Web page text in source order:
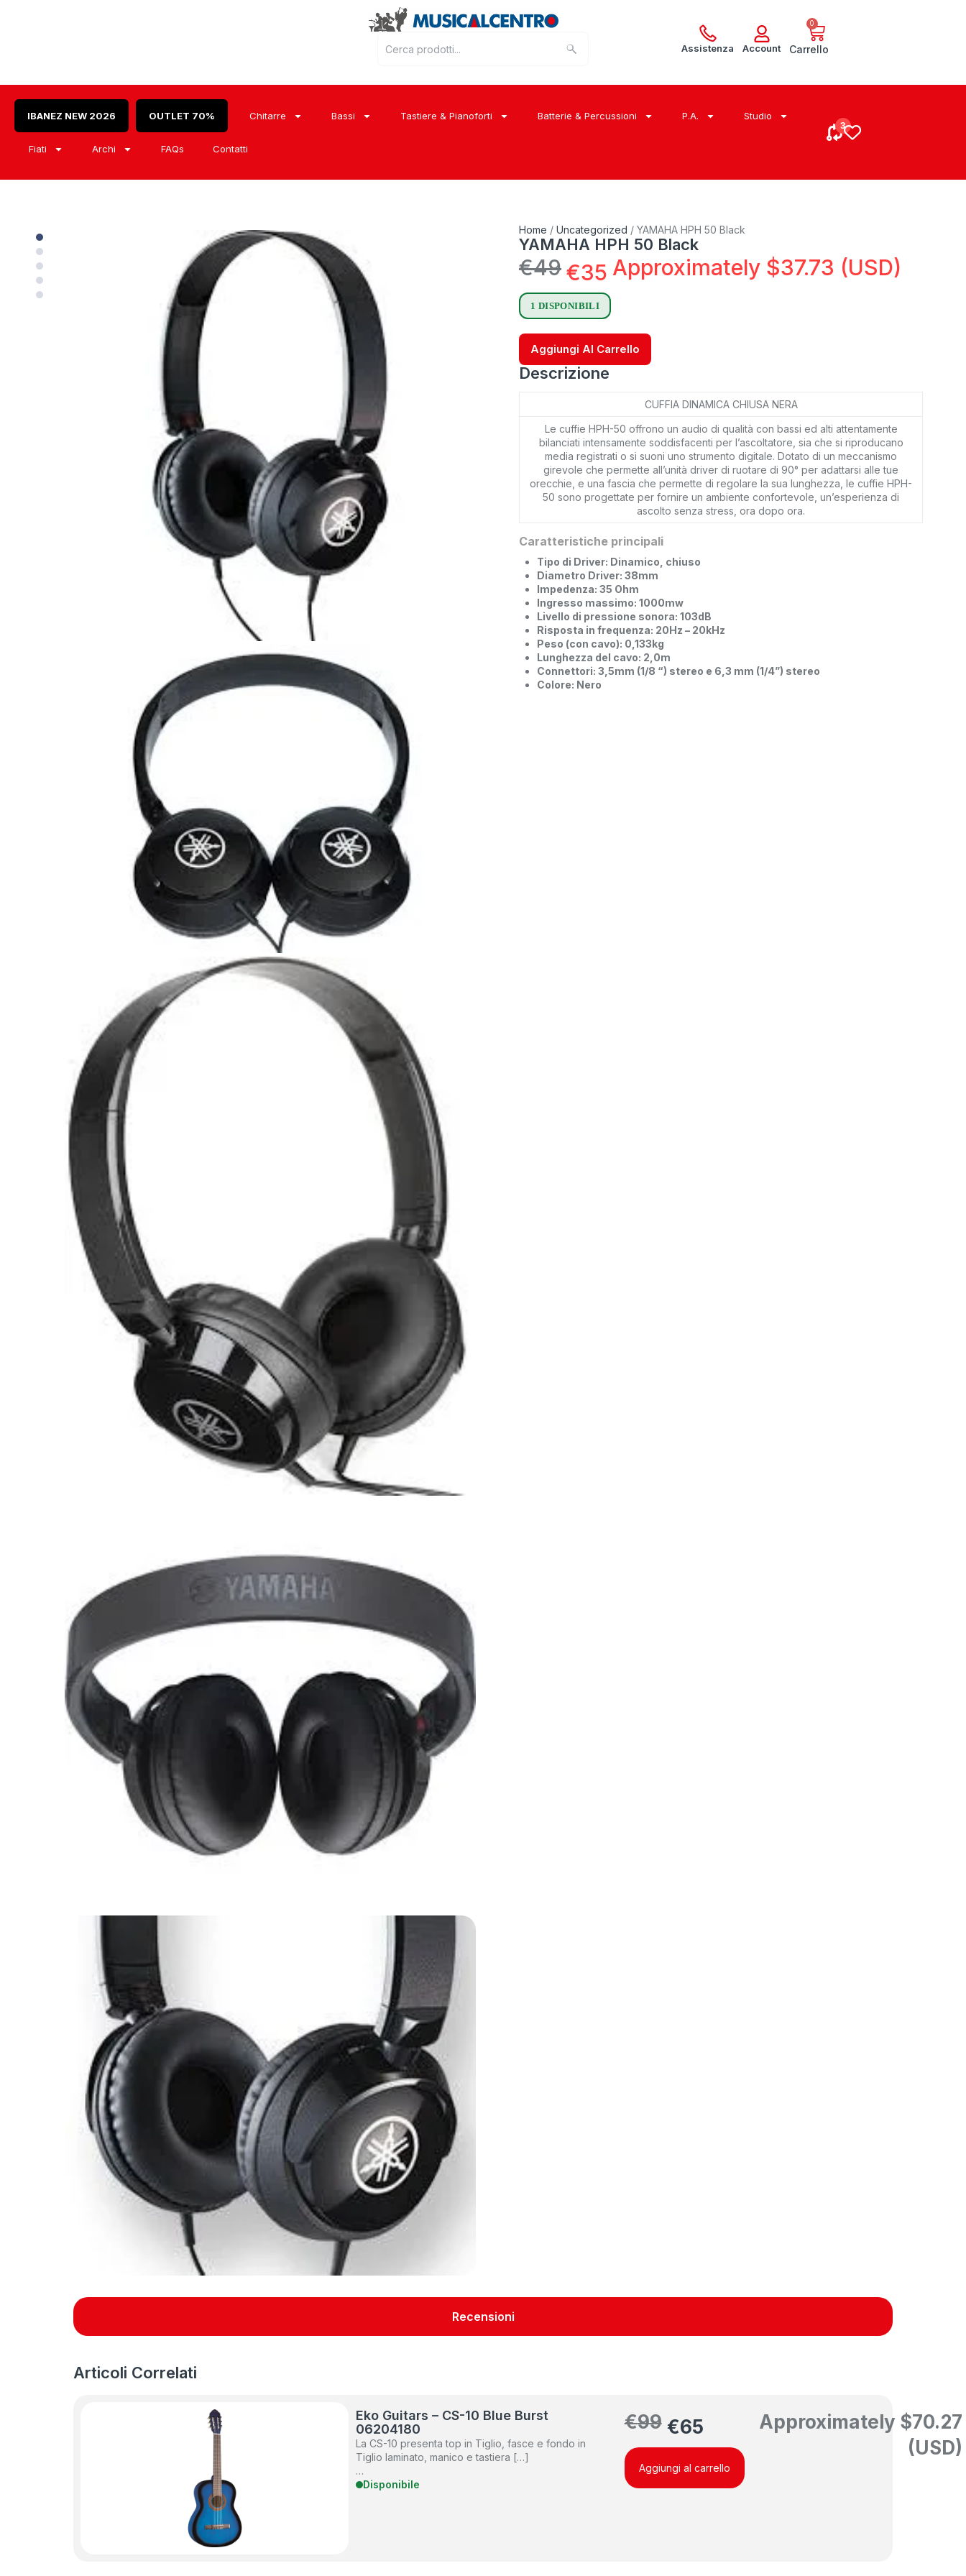
Assistenza Account
0
Carrello
IBANEZ NEW 2026 OUTLET 70% Chitarre Bassi Tastiere & Pianoforti Batterie & Percussioni P.A. Studio
Fiati Archi FAQs Contatti
Home / Uncategorized / YAMAHA HPH 50 Black
YAMAHA HPH 50 Black
€49€35 Approximately $37.73 (USD)
1 DISPONIBILI
Aggiungi Al Carrello
Descrizione
CUFFIA DINAMICA CHIUSA NERA
Le cuffie HPH-50 offrono un audio di qualità con bassi ed alti attentamente
bilanciati intensamente soddisfacenti per l’ascoltatore, sia che si riproducano
media registrati o si suoni uno strumento digitale. Dotato di un meccanismo
girevole che permette all’unità driver di ruotare di 90° per adattarsi alle tue
orecchie, e una fascia che permette di regolare la sua lunghezza, le cuffie HPH-
50 sono progettate per fornire un ambiente confortevole, un’esperienza di
ascolto senza stress, ora dopo ora.
Caratteristiche principali
Tipo di Driver: Dinamico, chiuso
Diametro Driver: 38mm
Impedenza: 35 Ohm
Ingresso massimo: 1000mw
Livello di pressione sonora: 103dB
Risposta in frequenza: 20Hz – 20kHz
Peso (con cavo): 0,133kg
Lunghezza del cavo: 2,0m
Connettori: 3,5mm (1/8 “) stereo e 6,3 mm (1/4”) stereo
Colore: Nero
Recensioni
Articoli Correlati
Eko Guitars – CS-10 Blue Burst
06204180
La CS-10 presenta top in Tiglio, fasce e fondo in
Tiglio laminato, manico e tastiera […]
…
Disponibile
€99 €65 Approximately $70.27
(USD)
Aggiungi al carrello